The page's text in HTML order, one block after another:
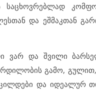
საცხოვრებლად
და ეშმაკთან
ვარ და შვილი
გამო,
და იდეალურ